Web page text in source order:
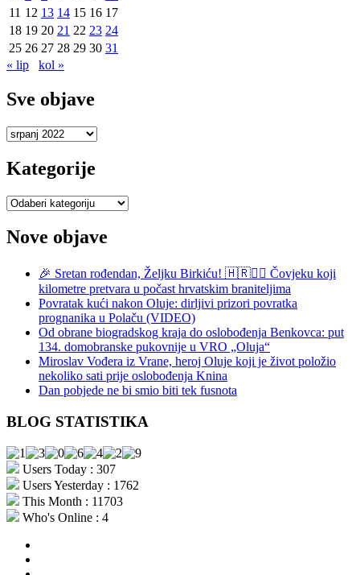
11 12 13 14 15 16 17
18 19 20 21 22 23 24
25 26 27 28 29 30 31
« lip
kol »
Sve objave
Sve
Kategorije
Kategorije
Nove objave
🎉 Sretan rođendan, Željku Birkiću! 🇭🇷🏃‍♂️ Čovjeku koji
kilometre pretvara u počast hrvatskim braniteljima
Povratak kući nakon Oluje: dirljivi prizori povratka
prognanika u Polaču (VIDEO)
Od obrane biogradskog kraja do oslobođenja Benkovca: put
134. domobranske pukovnije u VRO „Oluja“
Miroslav Vođera iz Vrane, heroj Oluje koji je život položio
nekoliko sati prije oslobođenja Knina
Dan pobjede ne bi smio biti tek fusnota
BLOG STATISTIKA
Users Today : 307
Users Yesterday : 1762
This Month : 11703
Who's Online : 4